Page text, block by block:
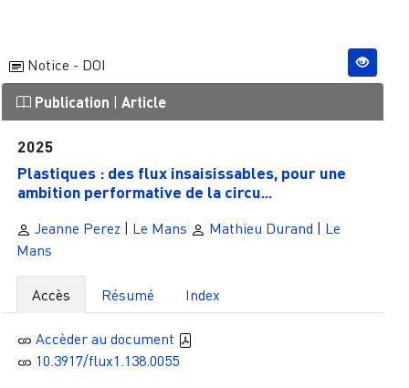
Notice - DOI
Publication | Article
2025
Plastiques : des flux insaisissables, pour une
ambition performative de la circu...
Jeanne Perez Le Mans Mathieu Durand
Le
Mans
Accès Résumé Index
Accèder au document
10.3917/flux1.138.0055